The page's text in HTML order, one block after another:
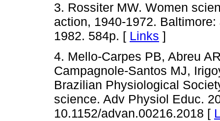
3. Rossiter MW. Women
action, 1940-1972.
1982. 584p. [ Links ]
4. Mello-Carpes PB, Abreu
Campagnole-Santos MJ,
Brazilian Physiological
science. Adv Physiol Educ.
10.1152/advan.00216.2018 [